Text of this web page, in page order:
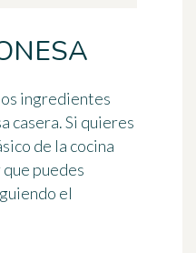
ingredientes
casera. Si quieres
de la cocina
puedes
el